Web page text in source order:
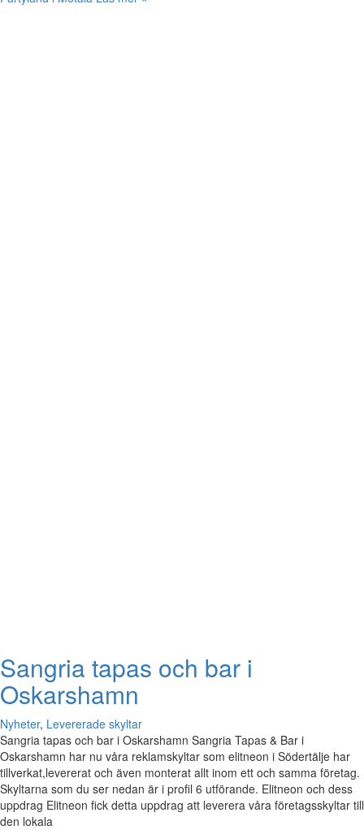
Sangria tapas och bar i
Oskarshamn
Nyheter, Levererade skyltar
Sangria tapas och bar i Oskarshamn Sangria Tapas & Bar i
Oskarshamn har nu våra reklamskyltar som elitneon i Södertälje har
tillverkat,levererat och även monterat allt inom ett och samma företag.
Skyltarna som du ser nedan är i profil 6 utförande. Elitneon och dess
uppdrag Elitneon fick detta uppdrag att leverera våra företagsskyltar till
den lokala